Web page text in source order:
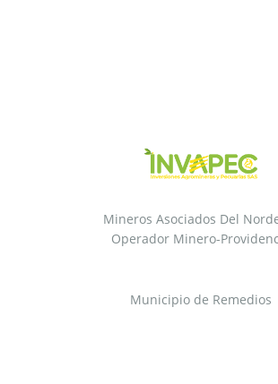
Mineros Asociados Del
Operador Minero-
Municipio de Remedios